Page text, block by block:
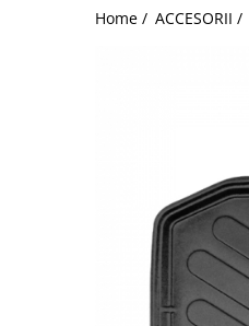
Home / ACCESORII /